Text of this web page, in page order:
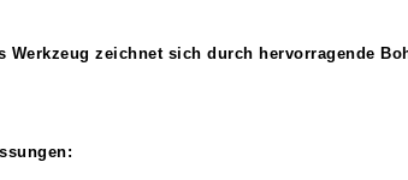
Werkzeug zeichnet sich durch hervorragende